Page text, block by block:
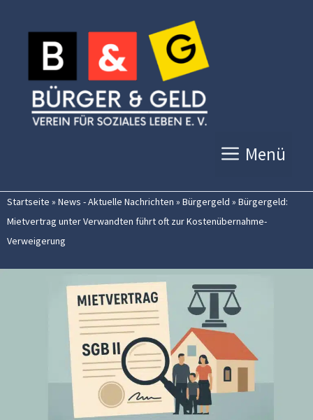
Inhalt
springen
Menü
Startseite » News - Aktuelle Nachrichten » Bürgergeld » Bürgergeld:
Mietvertrag unter Verwandten führt oft zur Kostenübernahme-
Verweigerung